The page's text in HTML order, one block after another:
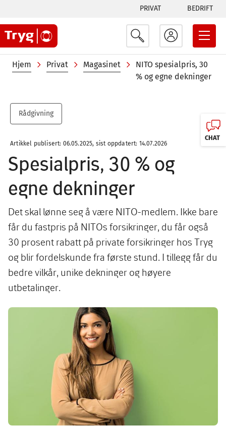
hovedinnhold
Tabs
menu
PRIVAT BEDRIFT
Navigasjonssti
Hjem Privat Magasinet
NITO spesialpris, 30
% og egne dekninger
Rådgivning
Artikkel publisert: 06.05.2025, sist oppdatert: 14.07.2026
Image
Spesialpris, 30 % og
egne dekninger
Det skal lønne seg å være NITO-medlem. Ikke bare
får du fastpris på NITOs forsikringer, du får også
30 prosent rabatt på private forsikringer hos Tryg
og blir fordelskunde fra første stund. I tillegg får du
bedre vilkår, unike dekninger og høyere
utbetalinger.
CHAT